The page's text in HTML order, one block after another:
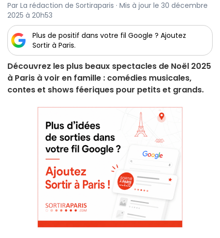
Par La rédaction de Sortiraparis · Mis à jour le 30 décembre
2025 à 20h53
Plus de positif dans votre fil Google ? Ajoutez
Sortir à Paris.
Découvrez les plus beaux spectacles de Noël 2025
à Paris à voir en famille : comédies musicales,
contes et shows féeriques pour petits et grands.